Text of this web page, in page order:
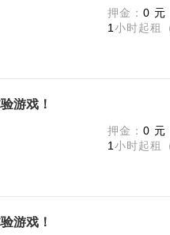
押金： 0 元
1 小时起租
游戏！
押金： 0 元
1 小时起租
游戏！